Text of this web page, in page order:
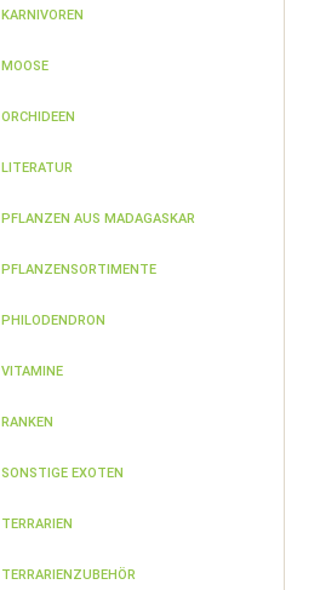
KARNIVOREN
MOOSE
ORCHIDEEN
LITERATUR
PFLANZEN AUS MADAGASKAR
PFLANZENSORTIMENTE
PHILODENDRON
VITAMINE
RANKEN
SONSTIGE EXOTEN
TERRARIEN
TERRARIENZUBEHÖR